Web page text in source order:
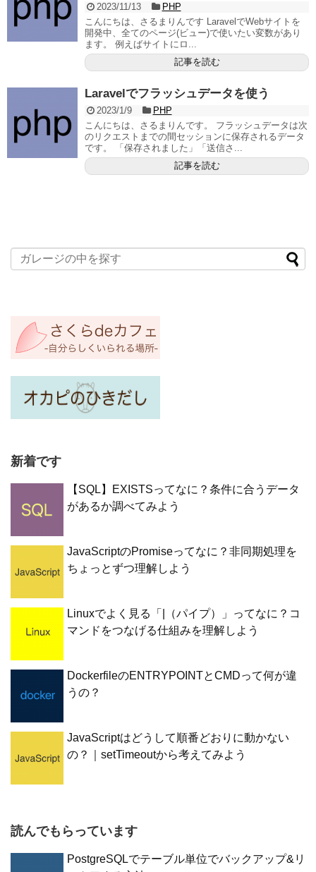
2023/11/13
PHP
こんにちは、さるまりんです LaravelでWebサイトを
開発中、全てのページ(ビュー)で使いたい変数があり
ます。 例えばサイトにロ...
記事を読む
Laravelでフラッシュデータを使う
2023/1/9
PHP
こんにちは、さるまりんです。 フラッシュデータは次
のリクエストまでの間セッションに保存されるデータ
です。 「保存されました」「送信さ...
記事を読む
新着です
【SQL】EXISTSってなに？条件に合うデータ
があるか調べてみよう
JavaScriptのPromiseってなに？非同期処理を
ちょっとずつ理解しよう
Linuxでよく見る「|（パイプ）」ってなに？コ
マンドをつなげる仕組みを理解しよう
DockerfileのENTRYPOINTとCMDって何が違
うの？
JavaScriptはどうして順番どおりに動かない
の？｜setTimeoutから考えてみよう
読んでもらっています
PostgreSQLでテーブル単位でバックアップ&リ